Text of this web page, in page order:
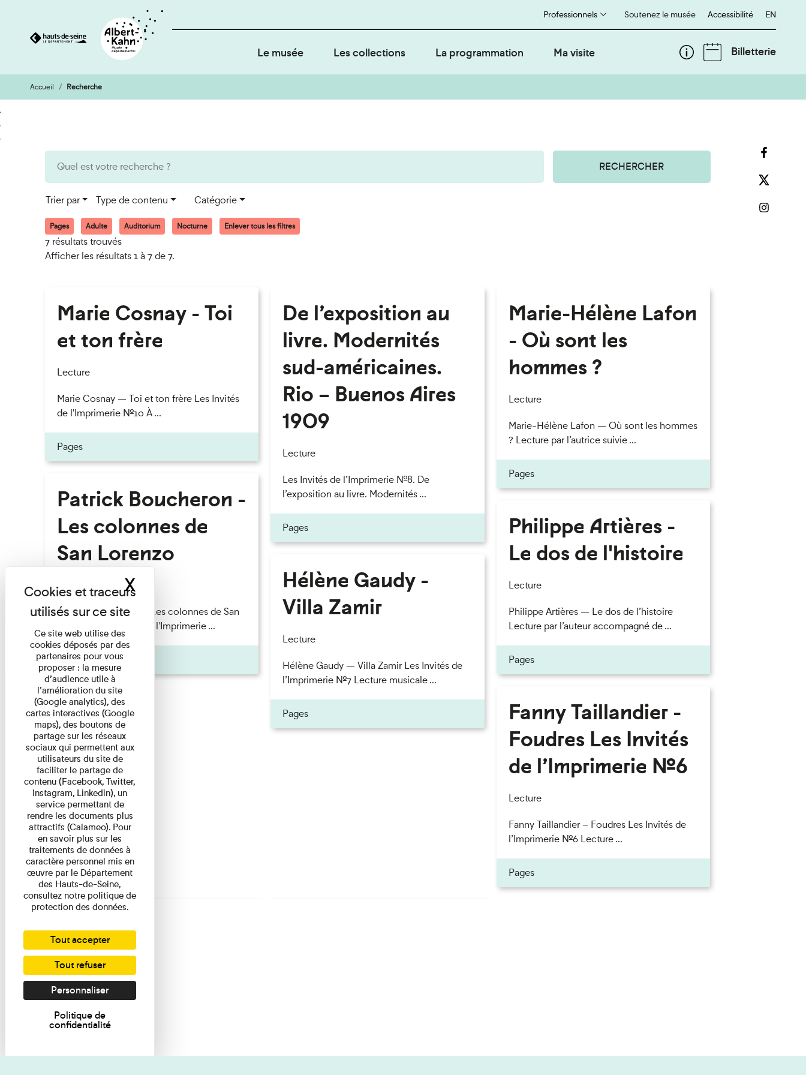
Aller
au
contenu
Aller
à
la
Soutenez le musée
Professionnels Accessibilité English
EN
Le musée Les collections La programmation Ma visite Billetterie
Accueil Recherche
RECHERCHER
Trier par Type de contenu Catégorie
Pages Adulte Auditorium Nocturne Enlever tous les filtres
7 résultats trouvés
Afficher les résultats 1 à 7 de 7.
Marie Cosnay - Toi
et ton frère
Lecture
Marie Cosnay — Toi et ton frère Les Invités
de l'Imprimerie n°10 À ...
Pages
Patrick Boucheron -
Les colonnes de
San Lorenzo
Lecture
Patrick Boucheron — Les colonnes de San
Lorenzo Les Invités de l'Imprimerie ...
Pages
De l’exposition au
livre. Modernités
sud-américaines.
Rio – Buenos Aires
1909
Lecture
Les Invités de l’Imprimerie n°8. De
l’exposition au livre. Modernités ...
Pages
Hélène Gaudy -
Villa Zamir
Lecture
Hélène Gaudy — Villa Zamir Les Invités de
l’Imprimerie n°7 Lecture musicale ...
Pages
Marie-Hélène Lafon
- Où sont les
hommes ?
Lecture
Marie-Hélène Lafon — Où sont les hommes
? Lecture par l’autrice suivie ...
Pages
Philippe Artières -
Le dos de l'histoire
Lecture
Philippe Artières — Le dos de l’histoire
Lecture par l’auteur accompagné de ...
Pages
Fanny Taillandier -
Foudres Les Invités
de l’Imprimerie n°6
Lecture
Fanny Taillandier – Foudres Les Invités de
l’Imprimerie n°6 Lecture ...
Pages
Ce site web utilise des
cookies déposés par des
partenaires pour vous
proposer : la mesure
d’audience utile à
l’amélioration du site
(Google analytics), des
cartes interactives (Google
maps), des boutons de
partage sur les réseaux
sociaux qui permettent aux
utilisateurs du site de
faciliter le partage de
contenu (Facebook, Twitter,
Instagram, Linkedin), un
service permettant de
rendre les documents plus
attractifs (Calameo). Pour
en savoir plus sur les
traitements de données à
caractère personnel mis en
œuvre par le Département
des Hauts-de-Seine,
consultez notre politique de
protection des données.
Tout accepter
Tout refuser
Personnaliser
Politique de
confidentialité
XMasquer le bandeau des cookies